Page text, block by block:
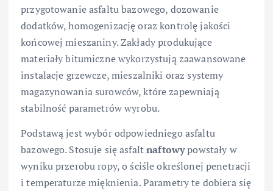
przygotowanie asfaltu bazowego, dozowanie
dodatków, homogenizację oraz kontrolę jakości
końcowej mieszaniny. Zakłady produkujące
materiały bitumiczne wykorzystują zaawansowane
instalacje grzewcze, mieszalniki oraz systemy
magazynowania surowców, które zapewniają
stabilność parametrów wyrobu.
Podstawą jest wybór odpowiedniego asfaltu
bazowego. Stosuje się asfaltnaftowypowstały w
wyniku przerobu ropy, o ściśle określonej penetracji
i temperaturze mięknienia. Parametry te dobiera się